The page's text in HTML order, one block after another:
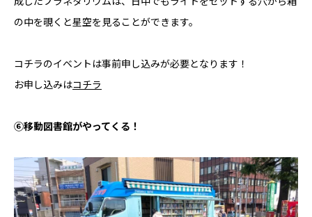
の中を覗くと星空を見ることができます。
コチラのイベントは事前申し込みが必要となります！
お申し込みはコチラ
⑥移動図書館がやってくる！